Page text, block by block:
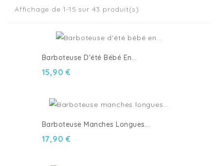
Affichage de 1-15 sur 43 produit(s)
Barboteuse D'été Bébé En...
15,90 €
Barboteuse Manches Longues...
17,90 €